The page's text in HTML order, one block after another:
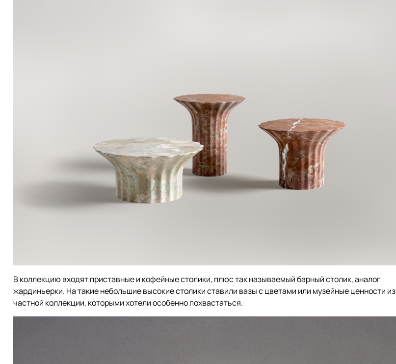
В коллекцию входят приставные и кофейные столики, плюс так называемый барный столик, аналог
жардиньерки. На такие небольшие высокие столики ставили вазы с цветами или музейные ценности из
частной коллекции, которыми хотели особенно похвастаться.